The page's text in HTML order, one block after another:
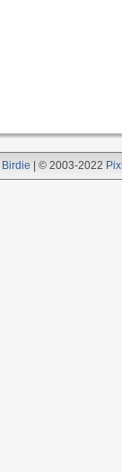
Birdie | © 2003-2022